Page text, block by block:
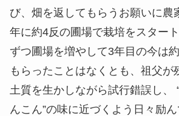
び、畑を返してもらうお願いに農
年に約4反の圃場で栽培をスター
ずつ圃場を増やして3年目の今は
もらったことはなくとも、祖父が
土質を生かしながら試行錯誤し、
んこん”の味に近づくよう日々励ん